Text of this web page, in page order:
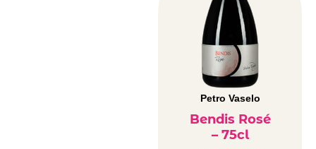
Petro Vaselo
Bendis Rosé
– 75cl